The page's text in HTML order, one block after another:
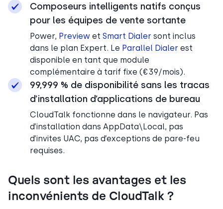
Composeurs intelligents natifs conçus
pour les équipes de vente sortante
Power, Preview et Smart Dialer sont inclus
dans le plan Expert. Le Parallel Dialer est
disponible en tant que module
complémentaire à tarif fixe (€39/mois).
99,999 % de disponibilité sans les tracas
d’installation d’applications de bureau
CloudTalk fonctionne dans le navigateur. Pas
d’installation dans AppData\Local, pas
d’invites UAC, pas d’exceptions de pare-feu
requises.
Quels sont les avantages et les
inconvénients de CloudTalk ?